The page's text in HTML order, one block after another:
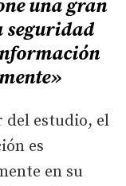
una gran
seguridad
del estudio, el
es
en su